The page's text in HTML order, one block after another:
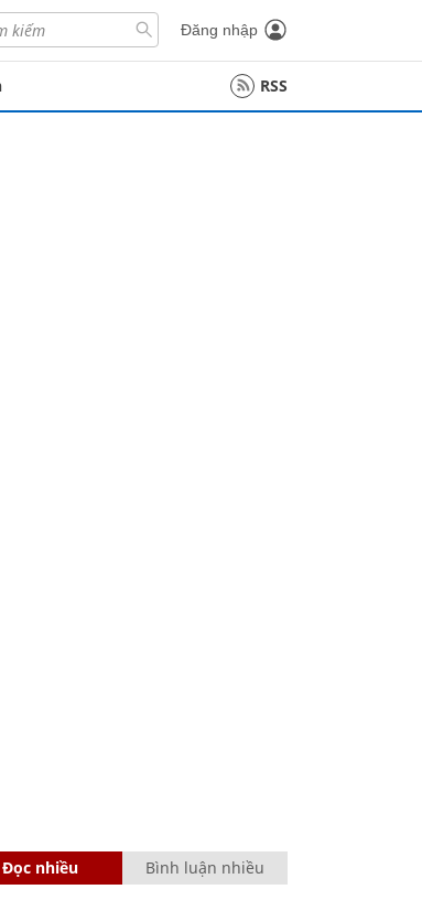
Đăng nhập
RSS
Đọc nhiều Bình luận nhiều